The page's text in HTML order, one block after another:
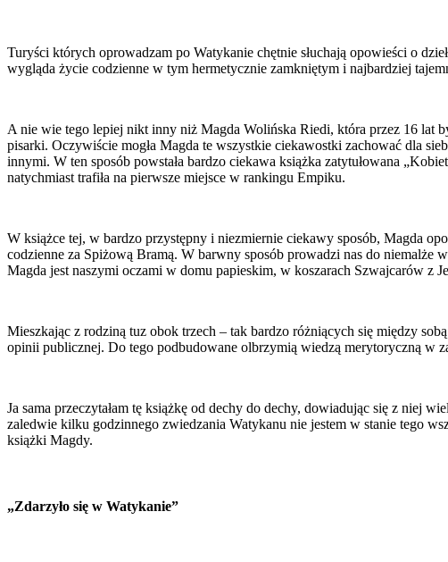
Turyści których oprowadzam po Watykanie chętnie słuchają opowieści o
wygląda życie codzienne w tym hermetycznie zamkniętym i najbardziej
A nie wie tego lepiej nikt inny niż Magda Wolińska Riedi, która przez 16 lat
pisarki. Oczywiście mogła Magda te wszystkie ciekawostki zachować dla
innymi. W ten sposób powstała bardzo ciekawa książka zatytułowana
natychmiast trafiła na pierwsze miejsce w rankingu Empiku.
W książce tej, w bardzo przystępny i niezmiernie ciekawy sposób, Magda
codzienne za Spiżową Bramą. W barwny sposób prowadzi nas do
Magda jest naszymi oczami w domu papieskim, w koszarach Szwajcarów z
Mieszkając z rodziną tuz obok trzech – tak bardzo różniących się między
opinii publicznej. Do tego podbudowane olbrzymią wiedzą merytoryczną w
Ja sama przeczytałam tę książkę od dechy do dechy, dowiadując się z niej
zaledwie kilku godzinnego zwiedzania Watykanu nie jestem w stanie tego
książki Magdy.
„Zdarzyło się w Watykanie”